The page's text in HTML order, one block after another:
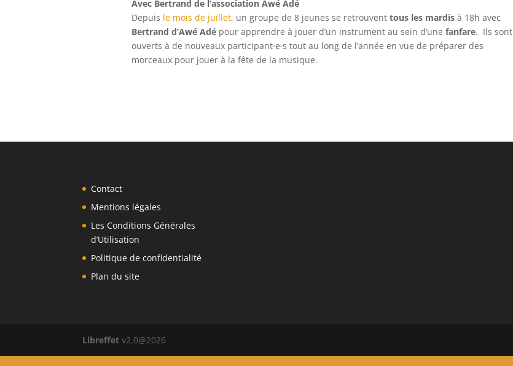
Avec Bertrand de l’association Awé Adé
Depuis le mois de juillet, un groupe de 8 jeunes se retrouvent tous les mardisà 18h avec
Bertrand d’Awé Adépour apprendre à jouer d’un instrument au sein d’une fanfare. Ils sont
ouverts à de nouveaux participant·e·s tout au long de l’année en vue de préparer des
morceaux pour jouer à la fête de la musique.
Contact
Mentions légales
Les Conditions Générales
d’Utilisation
Politique de confidentialité
Plan du site
Libreffet v2.0@2026